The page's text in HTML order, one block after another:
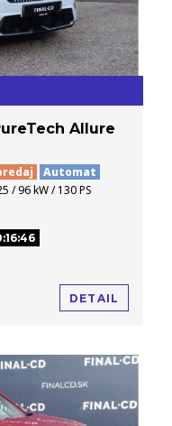
Allure
Automat
/ 96 kW / 130 PS
DETAIL